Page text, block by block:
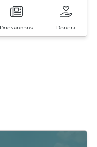
Dödsannons Donera